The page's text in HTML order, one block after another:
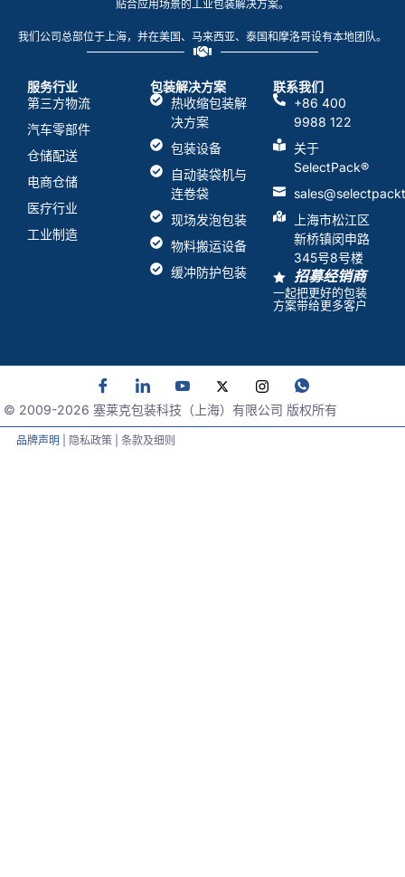
贴合应用场景的工业包装解决方案。
我们公司总部位于上海，并在美国、马来西亚、泰国和摩洛哥设有本地团队。
服务行业
第三方物流
汽车零部件
仓储配送
电商仓储
医疗行业
工业制造
包装解决方案
热收缩包装解
决方案
包装设备
自动装袋机与
连卷袋
现场发泡包装
物料搬运设备
缓冲防护包装
联系我们
+86 400
9988 122
关于
SelectPack®
上海市松江区
新桥镇闵申路
345号8号楼
招募经销商
一起把更好的包装
方案带给更多客户
© 2009-2026 塞莱克包装科技（上海）有限公司 版权所有
品牌声明| 隐私政策 | 条款及细则